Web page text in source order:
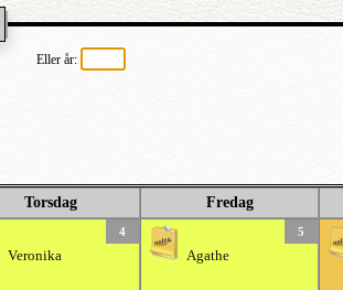
Eller år:
Torsdag Fredag
4
Veronika
5
Agathe